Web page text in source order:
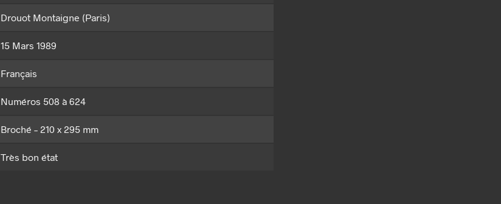
Drouot Montaigne (Paris)
15 Mars 1989
Français
Numéros 508 à 624
Broché – 210 x 295 mm
Très bon état